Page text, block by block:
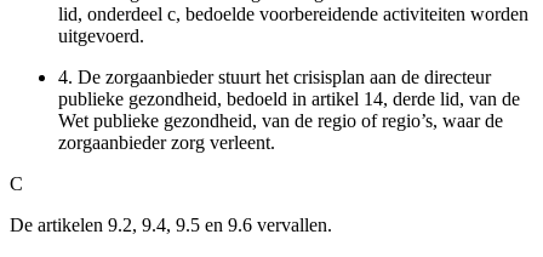
lid, onderdeel c, bedoelde voorbereidende activiteiten worden
uitgevoerd.
4. De zorgaanbieder stuurt het crisisplan aan de directeur
publieke gezondheid, bedoeld in artikel 14, derde lid, van de
Wet publieke gezondheid, van de regio of regio’s, waar de
zorgaanbieder zorg verleent.
C
De artikelen 9.2, 9.4, 9.5 en 9.6 vervallen.